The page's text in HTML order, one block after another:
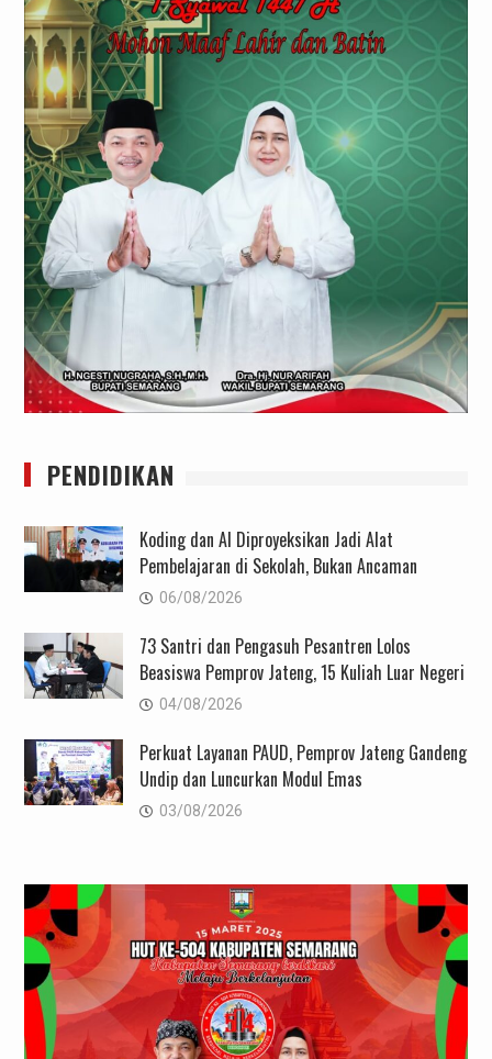
PENDIDIKAN
Koding dan AI Diproyeksikan Jadi Alat
Pembelajaran di Sekolah, Bukan Ancaman
06/08/2026
73 Santri dan Pengasuh Pesantren Lolos
Beasiswa Pemprov Jateng, 15 Kuliah Luar Negeri
04/08/2026
Perkuat Layanan PAUD, Pemprov Jateng Gandeng
Undip dan Luncurkan Modul Emas
03/08/2026